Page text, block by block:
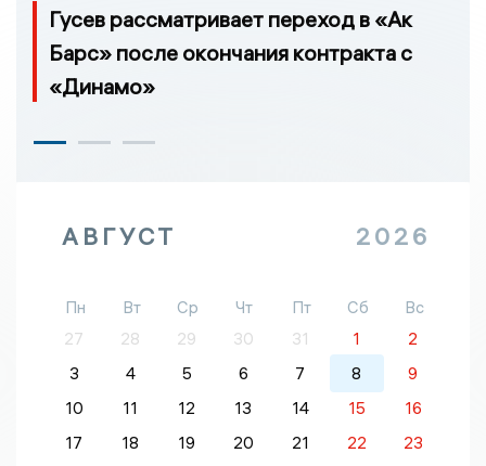
Гусев рассматривает переход в «Ак
Барс» после окончания контракта с
«Динамо»
АВГУСТ 2026
Пн Вт Ср Чт Пт Сб
Вс
27
28 29 30 31 1
2
3
4 5 6 7 8
9
10
11 12 13 14 15
16
17
18 19 20 21 22
23